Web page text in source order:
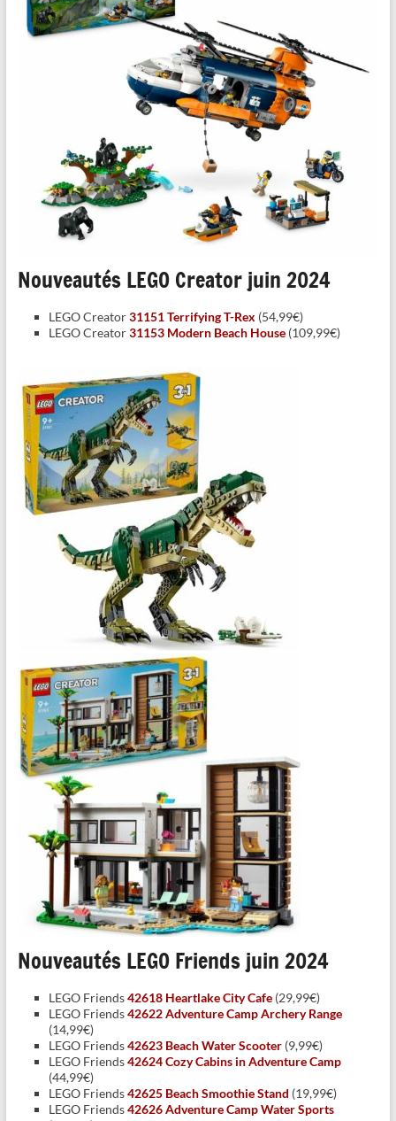
Nouveautés LEGO Creator juin 2024
LEGO Creator31151 Terrifying T-Rex (54,99€)
LEGO Creator31153 Modern Beach House(109,99€)
Nouveautés LEGO Friends juin 2024
LEGO Friends42618 Heartlake City Cafe(29,99€)
LEGO Friends42622 Adventure Camp Archery Range
(14,99€)
LEGO Friends42623 Beach Water Scooter(9,99€)
LEGO Friends42624 Cozy Cabins in Adventure Camp
(44,99€)
LEGO Friends42625 Beach Smoothie Stand (19,99€)
LEGO Friends42626 Adventure Camp Water Sports